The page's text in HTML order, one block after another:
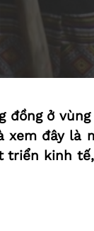
đồng ở
xem đây là
triển kinh